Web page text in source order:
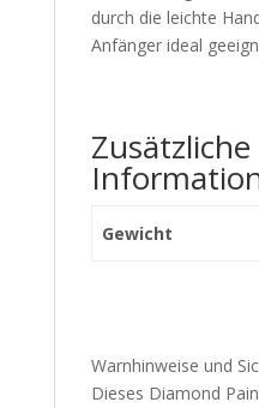
durch die leichte
Anfänger ideal
Zusätzliche
Gewicht
Warnhinweise und
Dieses Diamond